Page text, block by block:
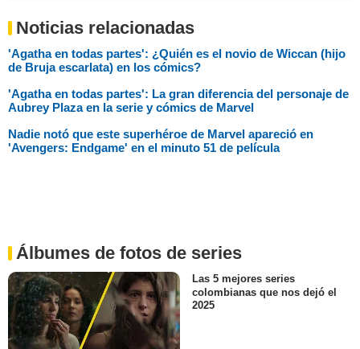
Noticias relacionadas
'Agatha en todas partes': ¿Quién es el novio de Wiccan (hijo
de Bruja escarlata) en los cómics?
'Agatha en todas partes': La gran diferencia del personaje de
Aubrey Plaza en la serie y cómics de Marvel
Nadie notó que este superhéroe de Marvel apareció en
'Avengers: Endgame' en el minuto 51 de película
Álbumes de fotos de series
Las 5 mejores series
colombianas que nos dejó el
2025